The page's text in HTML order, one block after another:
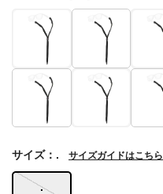
.
サイズ：. サイズガイドはこちら